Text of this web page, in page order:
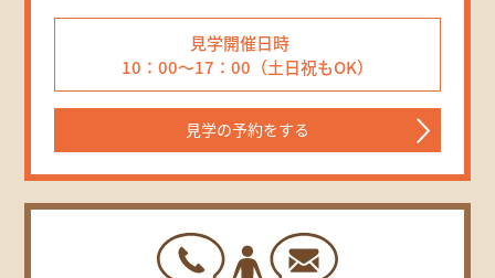
見学開催日時
10：00～17：00（土日祝もOK）
見学の予約をする